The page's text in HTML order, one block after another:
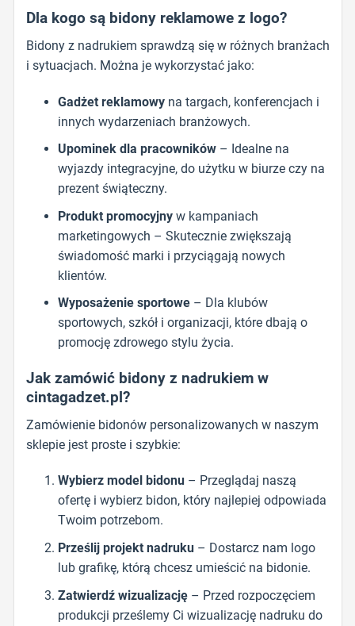
Dla kogo są bidony reklamowe z logo?
Bidony z nadrukiem sprawdzą się w różnych branżach
i sytuacjach. Można je wykorzystać jako:
Gadżet reklamowyna targach, konferencjach i
innych wydarzeniach branżowych.
Upominek dla pracowników– Idealne na
wyjazdy integracyjne, do użytku w biurze czy na
prezent świąteczny.
Produkt promocyjnyw kampaniach
marketingowych – Skutecznie zwiększają
świadomość marki i przyciągają nowych
klientów.
Wyposażenie sportowe– Dla klubów
sportowych, szkół i organizacji, które dbają o
promocję zdrowego stylu życia.
Jak zamówić bidony z nadrukiem w
cintagadzet.pl?
Zamówienie bidonów personalizowanych w naszym
sklepie jest proste i szybkie:
Wybierz model bidonu– Przeglądaj naszą
ofertę i wybierz bidon, który najlepiej odpowiada
Twoim potrzebom.
Prześlij projekt nadruku– Dostarcz nam logo
lub grafikę, którą chcesz umieścić na bidonie.
Zatwierdź wizualizację– Przed rozpoczęciem
produkcji prześlemy Ci wizualizację nadruku do